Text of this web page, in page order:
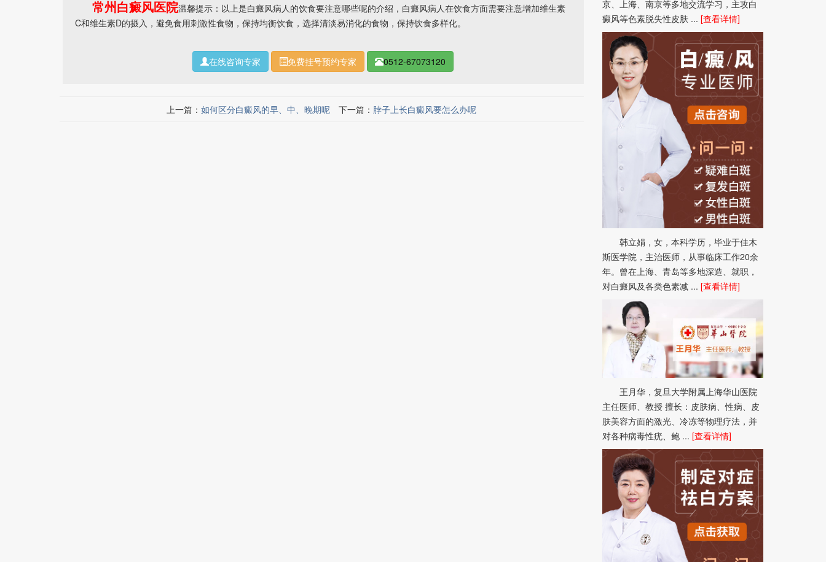
常州白癜风医院温馨提示：以上是白癜风病人的饮食要注意哪些呢的介绍，白癜风病人在饮食方面需要注意增加维生素
C和维生素D的摄入，避免食用刺激性食物，保持均衡饮食，选择清淡易消化的食物，保持饮食多样化。
在线咨询专家 免费挂号预约专家 0512-67073120
上一篇：如何区分白癜风的早、中、晚期呢 下一篇： 脖子上长白癜风要怎么办呢
京、上海、南京等多地交流学习，主攻白
癜风等色素脱失性皮肤 ... [查看详情]
韩立娟，女，本科学历，毕业于佳木
斯医学院，主治医师，从事临床工作20余
年。曾在上海、青岛等多地深造、就职，
对白癜风及各类色素减 ... [查看详情]
王月华，复旦大学附属上海华山医院
主任医师、教授 擅长：皮肤病、性病、皮
肤美容方面的激光、冷冻等物理疗法，并
对各种病毒性疣、鲍 ... [查看详情]